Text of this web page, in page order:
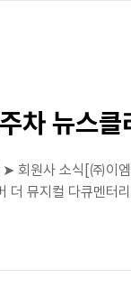
차 뉴스클
회원사 소식[㈜이
더 뮤지컬 다큐멘터